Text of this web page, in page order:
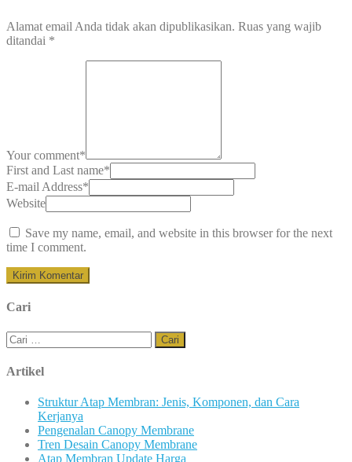
Alamat email Anda tidak akan dipublikasikan. Ruas yang wajib
ditandai *
Your comment*
First and Last name*
E-mail Address*
Website
Save my name, email, and website in this browser for the next
time I comment.
Cari
Cari
untuk:
Artikel
Struktur Atap Membran: Jenis, Komponen, dan Cara
Kerjanya
Pengenalan Canopy Membrane
Tren Desain Canopy Membrane
Atap Membran Update Harga